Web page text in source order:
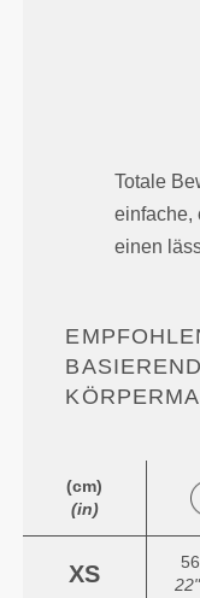
Totale
einfache,
einen
ASIEREND
(cm)
(in)
XS